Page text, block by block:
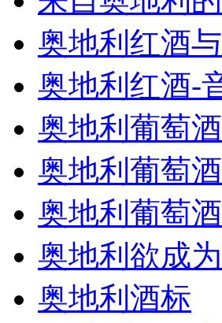
奥地利红酒
奥地利红酒-
奥地利葡萄
奥地利葡萄
奥地利葡萄
奥地利欲成
奥地利酒标